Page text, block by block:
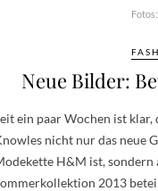
Neue Bilder:
ein paar Wochen ist klar,
nicht nur das neue
H&M ist, sondern
2013